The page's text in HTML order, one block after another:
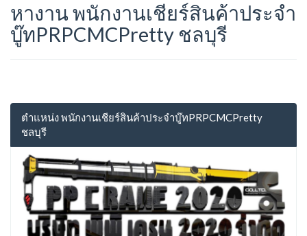
หางาน พนักงานเชียร์สินค้าประจำ
บู๊ทPRPCMCPretty ชลบุรี
ตำแหน่ง พนักงานเชียร์สินค้าประจำบู๊ทPRPCMCPretty
ชลบุรี